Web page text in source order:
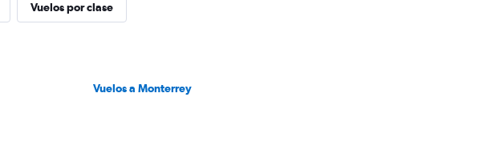
Vuelos por clase
Vuelos a Monterrey